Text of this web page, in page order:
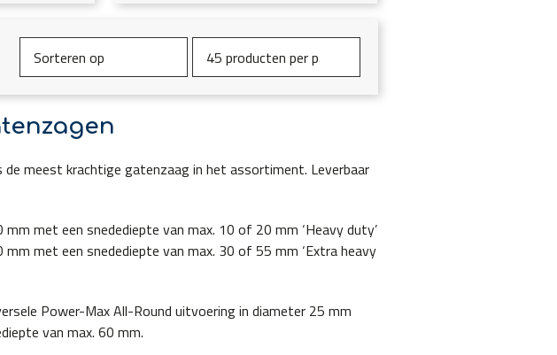
meest krachtige gatenzaag in het assortiment. Leverbaar
met een snedediepte van max. 10 of 20 mm ‘Heavy duty’
met een snedediepte van max. 30 of 55 mm ‘Extra heavy
Power-Max All-Round uitvoering in diameter 25 mm
van max. 60 mm.